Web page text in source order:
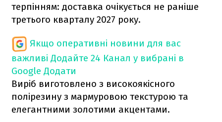
терпінням: доставка очікується не раніше
третього кварталу 2027 року.
Якщо оперативні новини для вас
важливі Додайте 24 Канал у вибрані в
Google Додати
Виріб виготовлено з високоякісного
полірезину з мармуровою текстурою та
елегантними золотими акцентами.